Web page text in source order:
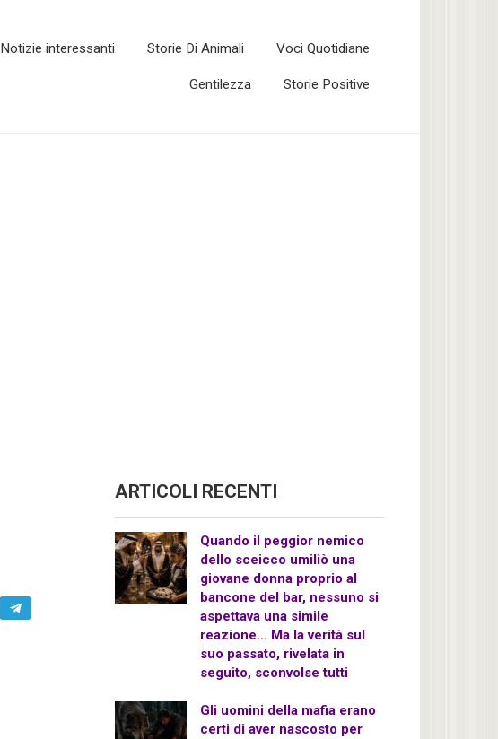
Notizie interessanti Storie Di Animali Voci Quotidiane
Gentilezza Storie Positive
ARTICOLI RECENTI
Quando il peggior nemico
dello sceicco umiliò una
giovane donna proprio al
bancone del bar, nessuno si
aspettava una simile
reazione… Ma la verità sul
suo passato, rivelata in
seguito, sconvolse tutti
Gli uomini della mafia erano
certi di aver nascosto per